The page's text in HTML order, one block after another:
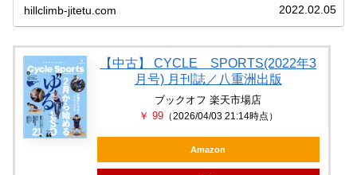
hillclimb-jitetu.com 2022.02.05
【中古】 CYCLE SPORTS(2022年3
月号) 月刊誌／八重洲出版
ブックオフ 楽天市場店
￥ 99（2026/04/03 21:14時点）
Amazon